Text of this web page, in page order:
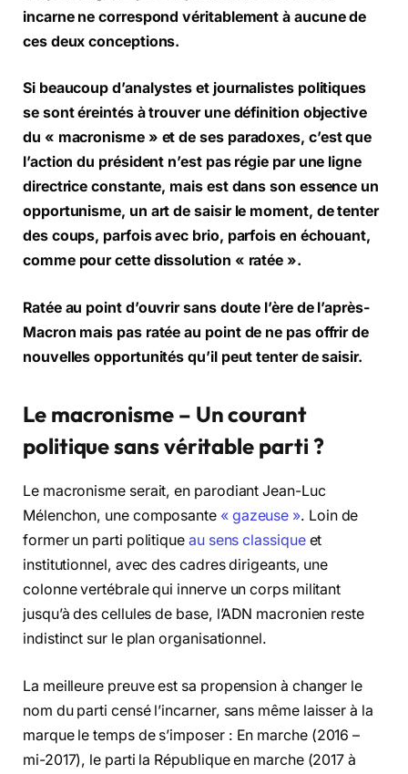
incarne ne correspond véritablement à aucune de
ces deux conceptions.
Si beaucoup d’analystes et journalistes politiques
se sont éreintés à trouver une définition objective
du « macronisme » et de ses paradoxes, c’est que
l’action du président n’est pas régie par une ligne
directrice constante, mais est dans son essence un
opportunisme, un art de saisir le moment, de tenter
des coups, parfois avec brio, parfois en échouant,
comme pour cette dissolution « ratée ».
Ratée au point d’ouvrir sans doute l’ère de l’après-
Macron mais pas ratée au point de ne pas offrir de
nouvelles opportunités qu’il peut tenter de saisir.
Le macronisme – Un courant
politique sans véritable parti ?
Le macronisme serait, en parodiant Jean-Luc
Mélenchon, une composante « gazeuse ». Loin de
former un parti politique au sens classiqueet
institutionnel, avec des cadres dirigeants, une
colonne vertébrale qui innerve un corps militant
jusqu’à des cellules de base, l’ADN macronien reste
indistinct sur le plan organisationnel.
La meilleure preuve est sa propension à changer le
nom du parti censé l’incarner, sans même laisser à la
marque le temps de s’imposer : En marche (2016 –
mi-2017), le parti la République en marche (2017 à